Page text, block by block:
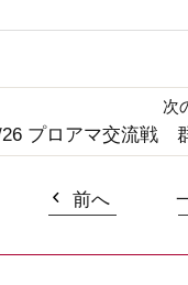
プロアマ交流戦
前へ